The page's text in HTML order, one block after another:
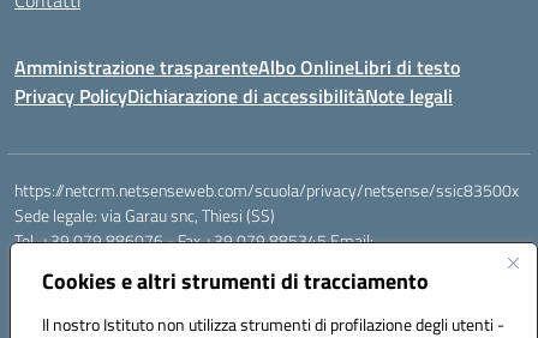
Cookies e altri strumenti di tracciamento
Il nostro Istituto non utilizza strumenti di profilazione degli utenti -
Amministrazione trasparenteAlbo OnlineLibri di testo
Privacy PolicyDichiarazione di accessibilitàNote legali
https://netcrm.netsenseweb.com/scuola/privacy/netsense/ssic83500x
Sede legale: via Garau snc, Thiesi (SS)
Tel. +39 079 886076 - Fax +39 079 885345 Email:
Cod.Mecc. SSIC83500X - Cod.Fisc. 92112710907
IBAN Banco di Sardegna: IT79 V010 1585 0900 0007 0215 378